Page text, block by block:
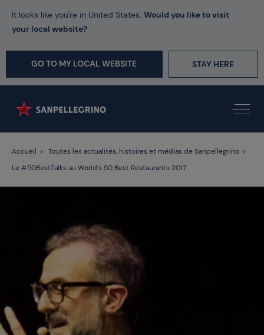
It looks like you're in United States. Would you like to visit
your local website?
GO TO MY LOCAL WEBSITE STAY HERE
Accueil
Toutes les actualités, histoires et médias de Sanpellegrino
Le #50BestTalks au World’s 50 Best Restaurants 2017